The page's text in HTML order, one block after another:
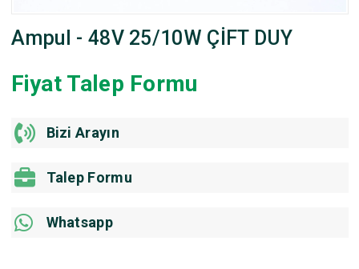
Ampul - 48V 25/10W ÇİFT DUY
Fiyat Talep Formu
Bizi Arayın
Talep Formu
Whatsapp